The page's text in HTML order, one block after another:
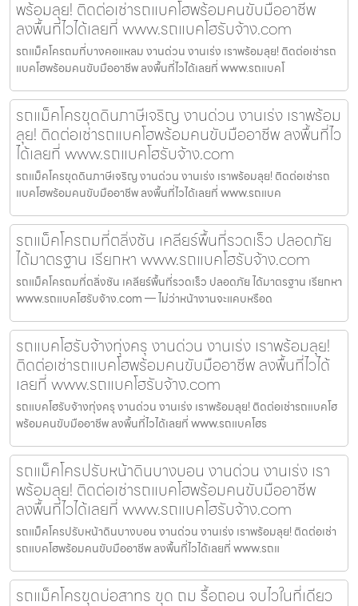
พร้อมลุย! ติดต่อเช่ารถแบคโฮพร้อมคนขับมืออาชีพ
ลงพื้นที่ไวได้เลยที่ www.รถแบคโฮรับจ้าง.com
รถแม็คโครถมที่บางคอแหลม งานด่วน งานเร่ง เราพร้อมลุย! ติดต่อเช่ารถ
แบคโฮพร้อมคนขับมืออาชีพ ลงพื้นที่ไวได้เลยที่ www.รถแบคโ
รถแม็คโครขุดดินภาษีเจริญ งานด่วน งานเร่ง เราพร้อม
ลุย! ติดต่อเช่ารถแบคโฮพร้อมคนขับมืออาชีพ ลงพื้นที่ไว
ได้เลยที่ www.รถแบคโฮรับจ้าง.com
รถแม็คโครขุดดินภาษีเจริญ งานด่วน งานเร่ง เราพร้อมลุย! ติดต่อเช่ารถ
แบคโฮพร้อมคนขับมืออาชีพ ลงพื้นที่ไวได้เลยที่ www.รถแบค
รถแม็คโครถมที่ตลิ่งชัน เคลียร์พื้นที่รวดเร็ว ปลอดภัย
ได้มาตรฐาน เรียกหา www.รถแบคโฮรับจ้าง.com
รถแม็คโครถมที่ตลิ่งชัน เคลียร์พื้นที่รวดเร็ว ปลอดภัย ได้มาตรฐาน เรียกหา
www.รถแบคโฮรับจ้าง.com — ไม่ว่าหน้างานจะแคบหรือด
รถแบคโฮรับจ้างทุ่งครุ งานด่วน งานเร่ง เราพร้อมลุย!
ติดต่อเช่ารถแบคโฮพร้อมคนขับมืออาชีพ ลงพื้นที่ไวได้
เลยที่ www.รถแบคโฮรับจ้าง.com
รถแบคโฮรับจ้างทุ่งครุ งานด่วน งานเร่ง เราพร้อมลุย! ติดต่อเช่ารถแบคโฮ
พร้อมคนขับมืออาชีพ ลงพื้นที่ไวได้เลยที่ www.รถแบคโฮร
รถแม็คโครปรับหน้าดินบางบอน งานด่วน งานเร่ง เรา
พร้อมลุย! ติดต่อเช่ารถแบคโฮพร้อมคนขับมืออาชีพ
ลงพื้นที่ไวได้เลยที่ www.รถแบคโฮรับจ้าง.com
รถแม็คโครปรับหน้าดินบางบอน งานด่วน งานเร่ง เราพร้อมลุย! ติดต่อเช่า
รถแบคโฮพร้อมคนขับมืออาชีพ ลงพื้นที่ไวได้เลยที่ www.รถแ
รถแม็คโครขุดบ่อสาทร ขุด ถม รื้อถอน จบไวในที่เดียว